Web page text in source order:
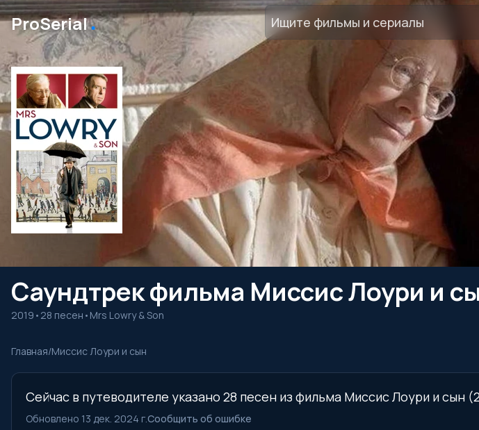
ProSerial․
Саундтрек фильма Миссис Лоури и
2019 • 28 песен • Mrs Lowry & Son
Главная/Миссис Лоури и сын
Сейчас в путеводителе указано 28 песен из фильма Миссис Лоури и сын
Обновлено 13 дек. 2024 г.Сообщить об ошибке